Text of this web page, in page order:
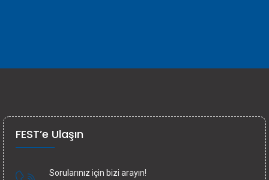
FEST’e Ulaşın
Sorularınız için bizi arayın!